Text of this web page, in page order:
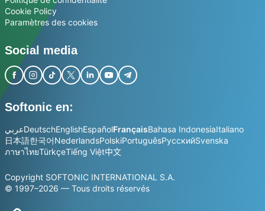
Cookie Policy
Paramètres des cookies
Social media
Softonic en:
عربيDeutschEnglishEspañolFrançaisBahasa IndonesiaItaliano
日本語한국어NederlandsPolskiPortuguêsРусскийSvenska
ภาษาไทยTürkçeTiếng Việt中文
Copyright SOFTONIC INTERNATIONAL S.A.
© 1997–2026 — Tous droits réservés